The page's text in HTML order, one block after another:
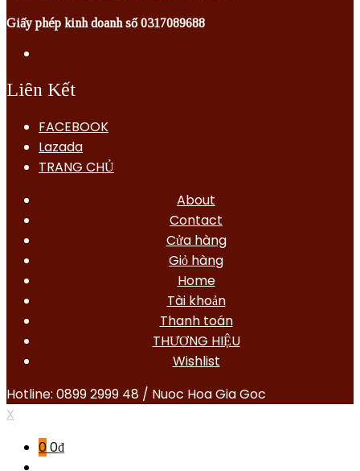
Giấy phép kinh doanh số 0317089688
Liên Kết
FACEBOOK
Lazada
TRANG CHỦ
About
Contact
Cửa hàng
Giỏ hàng
Home
Tài khoản
Thanh toán
THƯƠNG HIỆU
Wishlist
Hotline: 0899 2999 48 / Nuoc Hoa Gia Goc
X
00₫